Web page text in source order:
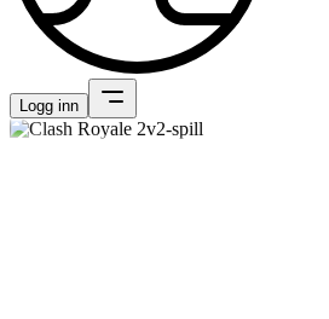
Logg inn